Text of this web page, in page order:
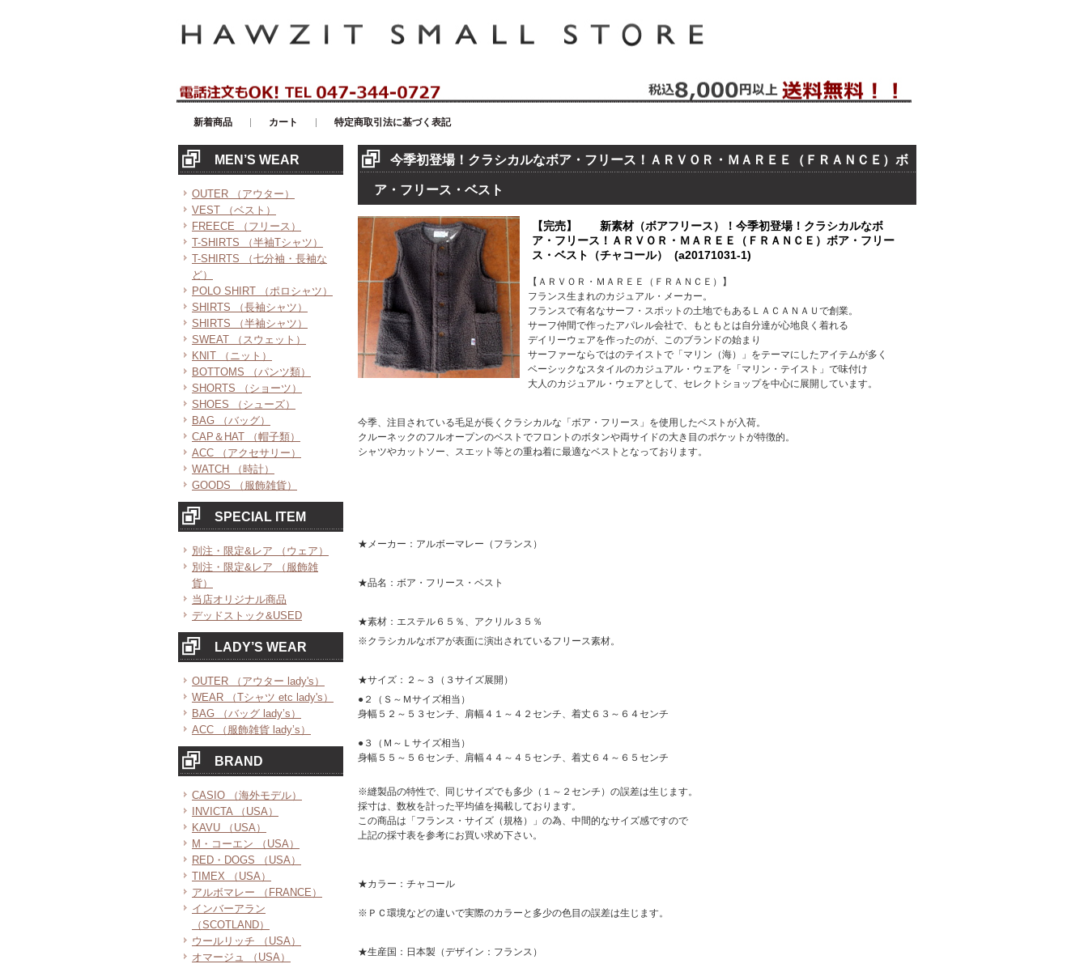
新着商品 カート 特定商取引法に基づく表記
MEN’S WEAR
OUTER （アウター）
VEST （ベスト）
FREECE （フリース）
T-SHIRTS （半袖Tシャツ）
T-SHIRTS （七分袖・長袖な
ど）
POLO SHIRT （ポロシャツ）
SHIRTS （長袖シャツ）
SHIRTS （半袖シャツ）
SWEAT （スウェット）
KNIT （ニット）
BOTTOMS （パンツ類）
SHORTS （ショーツ）
SHOES （シューズ）
BAG （バッグ）
CAP＆HAT （帽子類）
ACC （アクセサリー）
WATCH （時計）
GOODS （服飾雑貨）
SPECIAL ITEM
別注・限定&レア （ウェア）
別注・限定&レア （服飾雑
貨）
当店オリジナル商品
デッドストック&USED
LADY’S WEAR
OUTER （アウター lady's）
WEAR （Tシャツ etc lady's）
BAG （バッグ lady’s）
ACC （服飾雑貨 lady’s）
BRAND
CASIO （海外モデル）
INVICTA （USA）
KAVU （USA）
M・コーエン （USA）
RED・DOGS （USA）
TIMEX （USA）
アルボマレー （FRANCE）
インバーアラン
（SCOTLAND）
ウールリッチ （USA）
オマージュ （USA）
今季初登場！クラシカルなボア・フリース！ＡＲＶＯＲ・ＭＡＲＥＥ（ＦＲＡＮＣＥ）ボ
ア・フリース・ベスト
【完売】 新素材（ボアフリース）！今季初登場！クラシカルなボ
ア・フリース！ＡＲＶＯＲ・ＭＡＲＥＥ（ＦＲＡＮＣＥ）ボア・フリー
ス・ベスト（チャコール） (a20171031-1)
【ＡＲＶＯＲ・ＭＡＲＥＥ（ＦＲＡＮＣＥ）】
フランス生まれのカジュアル・メーカー。
フランスで有名なサーフ・スポットの土地でもあるＬＡＣＡＮＡＵで創業。
サーフ仲間で作ったアパレル会社で、もともとは自分達が心地良く着れる
デイリーウェアを作ったのが、このブランドの始まり
サーファーならではのテイストで「マリン（海）」をテーマにしたアイテムが多く
ベーシックなスタイルのカジュアル・ウェアを「マリン・テイスト」で味付け
大人のカジュアル・ウェアとして、セレクトショップを中心に展開しています。
今季、注目されている毛足が長くクラシカルな「ボア・フリース」を使用したベストが入荷。
クルーネックのフルオープンのベストでフロントのボタンや両サイドの大き目のポケットが特徴的。
シャツやカットソー、スエット等との重ね着に最適なベストとなっております。
★メーカー：アルボーマレー（フランス）
★品名：ボア・フリース・ベスト
★素材：エステル６５％、アクリル３５％
※クラシカルなボアが表面に演出されているフリース素材。
★サイズ：２～３（３サイズ展開）
●２（Ｓ～Ｍサイズ相当）
身幅５２～５３センチ、肩幅４１～４２センチ、着丈６３～６４センチ
●３（Ｍ～Ｌサイズ相当）
身幅５５～５６センチ、肩幅４４～４５センチ、着丈６４～６５センチ
※縫製品の特性で、同じサイズでも多少（１～２センチ）の誤差は生じます。
採寸は、数枚を計った平均値を掲載しております。
この商品は「フランス・サイズ（規格）」の為、中間的なサイズ感ですので
上記の採寸表を参考にお買い求め下さい。
★カラー：チャコール
※ＰＣ環境などの違いで実際のカラーと多少の色目の誤差は生じます。
★生産国：日本製（デザイン：フランス）